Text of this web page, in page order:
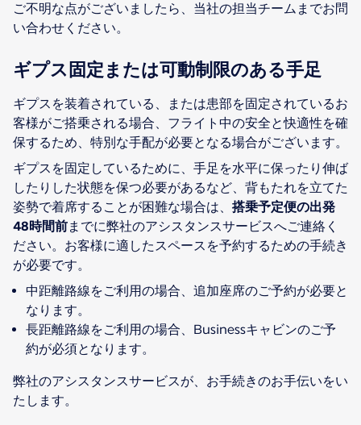
ご不明な点がございましたら、当社の担当チームまでお問
い合わせください。
ギプス固定または可動制限のある手足
ギプスを装着されている、または患部を固定されているお
客様がご搭乗される場合、フライト中の安全と快適性を確
保するため、特別な手配が必要となる場合がございます。
ギプスを固定しているために、手足を水平に保ったり伸ば
したりした状態を保つ必要があるなど、背もたれを立てた
姿勢で着席することが困難な場合は、 搭乗予定便の出発
48時間前までに弊社のアシスタンスサービスへご連絡く
ださい。お客様に適したスペースを予約するための手続き
が必要です。
中距離路線をご利用の場合、追加座席のご予約が必要と
なります。
長距離路線をご利用の場合、Businessキャビンのご予
約が必須となります。
弊社のアシスタンスサービスが、お手続きのお手伝いをい
たします。